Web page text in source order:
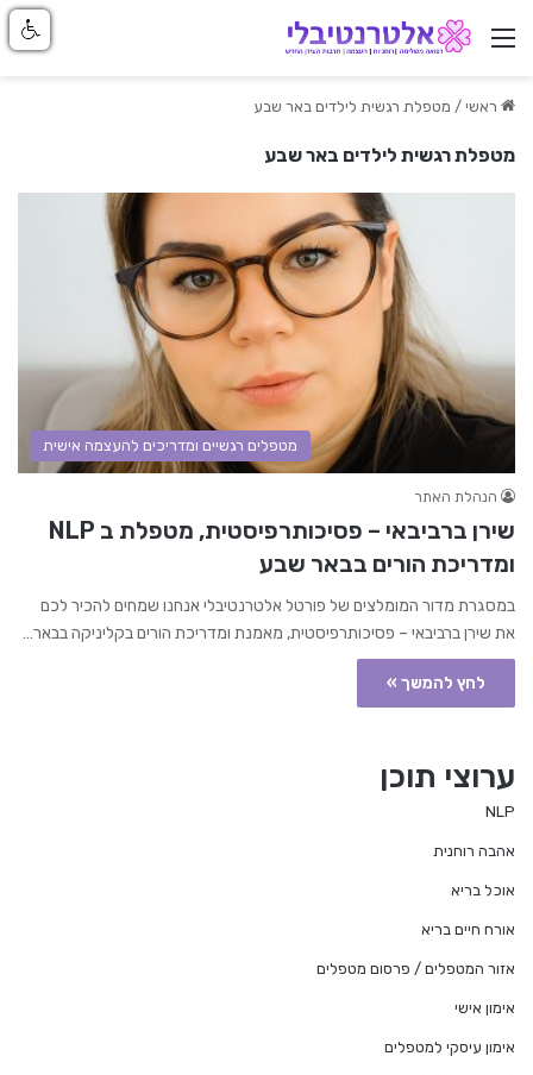
ניווט באתר
ראשי / מטפלת רגשית לילדים באר שבע
מטפלת רגשית לילדים באר שבע
מטפלים רגשיים ומדריכים להעצמה אישית
הנהלת האתר
שירן ברביבאי – פסיכותרפיסטית, מטפלת ב NLP
ומדריכת הורים בבאר שבע
במסגרת מדור המומלצים של פורטל אלטרנטיבלי אנחנו שמחים להכיר לכם
את שירן ברביבאי – פסיכותרפיסטית, מאמנת ומדריכת הורים בקליניקה בבאר…
לחץ להמשך »
ערוצי תוכן
NLP
אהבה רוחנית
אוכל בריא
אורח חיים בריא
אזור המטפלים / פרסום מטפלים
אימון אישי
אימון עיסקי למטפלים